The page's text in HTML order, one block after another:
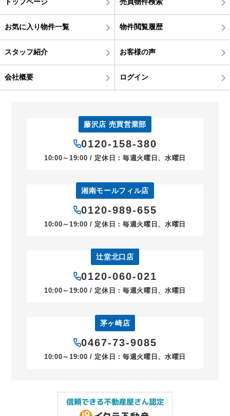
お気に入り物件一覧 物件閲覧履歴
スタッフ紹介 お客様の声
会社概要 ログイン
藤沢店 売買営業部
0120-158-380
10:00～19:00 / 定休日：毎週火曜日、水曜日
湘南モールフィル店
0120-989-655
10:00～19:00 / 定休日：毎週火曜日、水曜日
辻堂北口店
0120-060-021
10:00～19:00 / 定休日：毎週火曜日、水曜日
茅ヶ崎店
0467-73-9085
10:00～19:00 / 定休日：毎週火曜日、水曜日